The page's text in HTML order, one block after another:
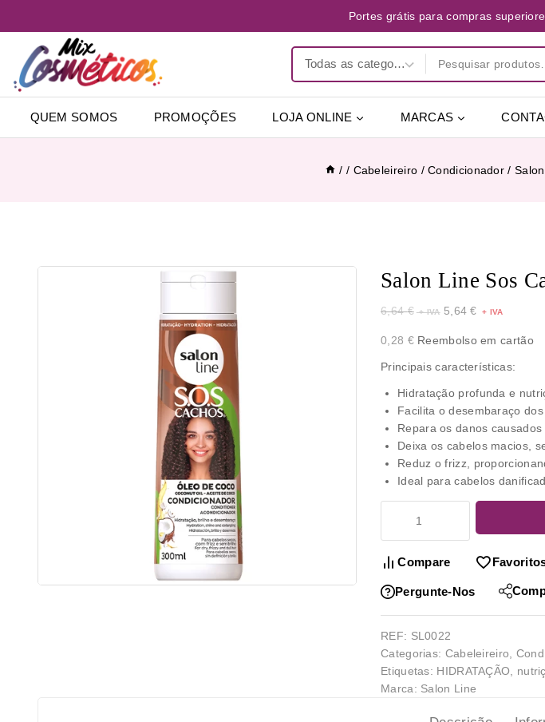
Portes grátis para compras
QUEM SOMOS PROMOÇÕES LOJA ONLINE MARCAS
/ / Cabeleireiro / Condicionador /
Salon Line Sos
6,64€ 5,64€
0,28 €Reembolso em cartão
Principais características:
Hidratação profunda e
Facilita o desembaraço
Repara os danos
Deixa os cabelos macios,
Reduz o frizz,
Ideal para cabelos
Compare
Pergunte-Nos
REF: SL0022
Categorias: Cabeleireiro
Etiquetas: HIDRATAÇÃO
Marca: Salon Line